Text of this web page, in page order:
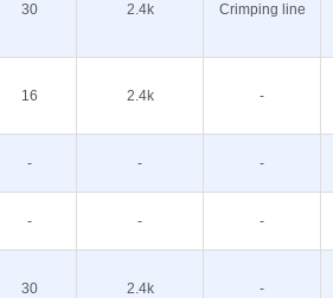
30 2.4k Crimping line
16 2.4k -
- - -
- - -
30 2.4k -